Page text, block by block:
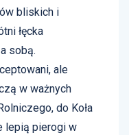
bliskich i
łęcka
sobą.
ale
w ważnych
do Koła
lepią pierogi w